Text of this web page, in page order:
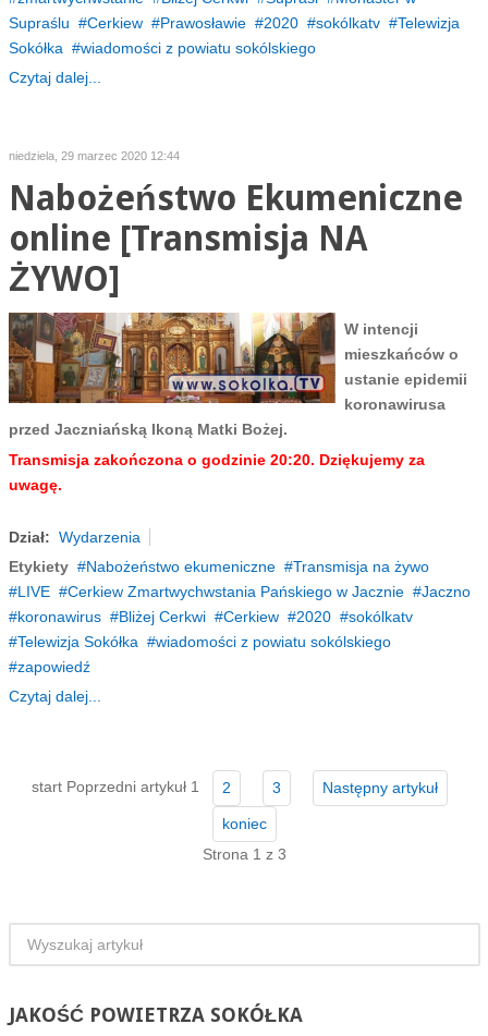
Supraślu
Cerkiew Prawosławie 2020 sokólkatv
Telewizja
Sokółka
wiadomości z powiatu sokólskiego
Czytaj dalej...
niedziela, 29 marzec 2020 12:44
Nabożeństwo Ekumeniczne
online [Transmisja NA
ŻYWO]
W intencji
mieszkańców o
ustanie epidemii
koronawirusa
przed JaczniańskąIkoną Matki Bożej.
Transmisja zakończona o godzinie 20:20. Dziękujemy za
uwagę.
Dział: Wydarzenia
Etykiety
Nabożeństwo ekumeniczne
Transmisja na żywo
LIVE
Cerkiew Zmartwychwstania Pańskiego w Jacznie
Jaczno
koronawirus
Bliżej Cerkwi Cerkiew 2020
sokólkatv
Telewizja Sokółka
wiadomości z powiatu sokólskiego
zapowiedź
Czytaj dalej...
start Poprzedni artykuł 1 2 3 Następny artykuł
koniec
Strona 1 z 3
JAKOŚĆPOWIETRZA SOKÓŁKA